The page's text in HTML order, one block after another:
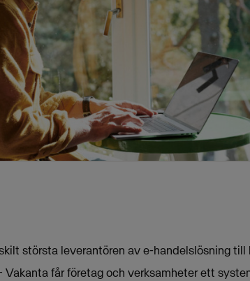
största leverantören av e-handelslösning
Vakanta får företag och verksamheter ett